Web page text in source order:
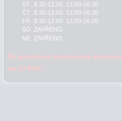
ST
8.30-12.00 13.00-16.30
ČT
8.30-12.00 13.00-16.30
PÁ
8.30-12.00 13.00-16.00
SO ZAVŘENO
NE ZAVŘENO
Po předchozí telefonické domluvě
do 17.00!!!